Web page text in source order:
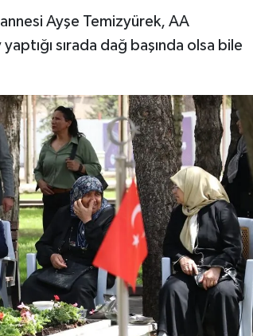
Ayşe Temizyürek, AA
sırada dağ başında olsa bile